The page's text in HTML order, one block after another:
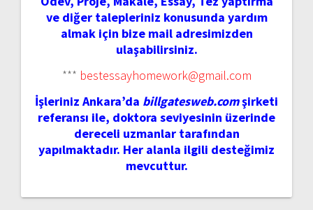
ve diğer talepleriniz konusunda yardım
almak için bize mail adresimizden
ulaşabilirsiniz.
*** bestessayhomework@gmail.com
İşleriniz Ankara’da billgatesweb.comşirketi
referansı ile, doktora seviyesinin üzerinde
dereceli uzmanlar tarafından
yapılmaktadır. Her alanla ilgili desteğimiz
mevcuttur.